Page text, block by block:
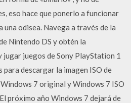
eso hace que ponerlo a funcionar
una odisea. Navega a través de la
Nintendo DS y obtén la
juegos de Sony PlayStation 1
para descargar la imagen ISO de
7 original y Windows 7 ISO
próximo año Windows 7 dejará de